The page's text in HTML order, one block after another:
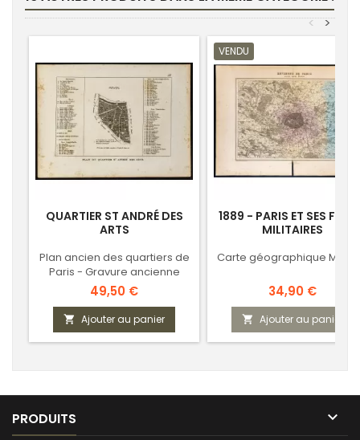
>
<
QUARTIER ST ANDRÉ DES
ARTS
Plan ancien des quartiers de
Paris - Gravure ancienne
Prix
49,50 €
 Ajouter au panier
VENDU
1889 - PARIS ET SES
MILITAIRES
Carte géographique
Prix
34,90 €
 Ajouter au panier
PRODUITS 